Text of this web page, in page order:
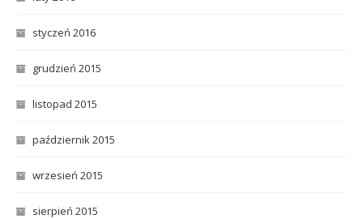
styczeń 2016
grudzień 2015
listopad 2015
październik 2015
wrzesień 2015
sierpień 2015